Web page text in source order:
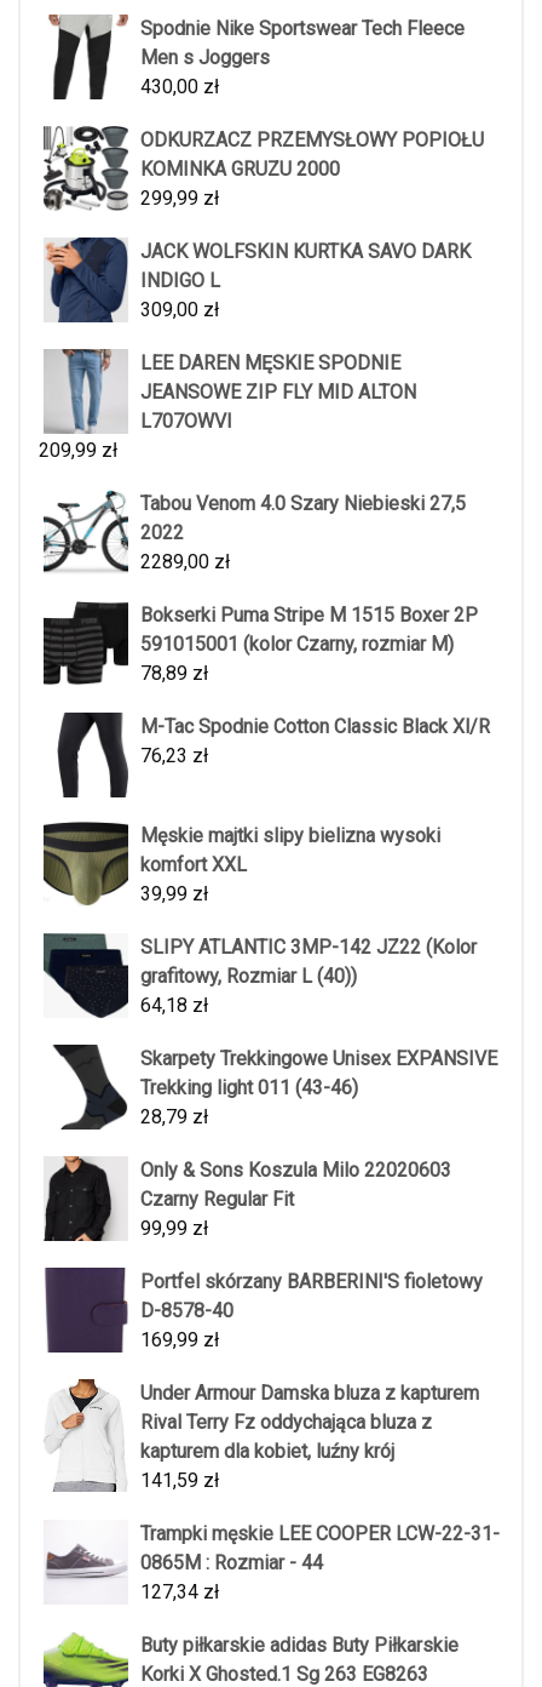
Spodnie Nike Sportswear Tech Fleece
Men s Joggers
430,00 zł
ODKURZACZ PRZEMYSŁOWY POPIOŁU
KOMINKA GRUZU 2000
299,99 zł
JACK WOLFSKIN KURTKA SAVO DARK
INDIGO L
309,00 zł
LEE DAREN MĘSKIE SPODNIE
JEANSOWE ZIP FLY MID ALTON
L707OWVI
209,99 zł
Tabou Venom 4.0 Szary Niebieski 27,5
2022
2289,00 zł
Bokserki Puma Stripe M 1515 Boxer 2P
591015001 (kolor Czarny, rozmiar M)
78,89 zł
M-Tac Spodnie Cotton Classic Black Xl/R
76,23 zł
Męskie majtki slipy bielizna wysoki
komfort XXL
39,99 zł
SLIPY ATLANTIC 3MP-142 JZ22 (Kolor
grafitowy, Rozmiar L (40))
64,18 zł
Skarpety Trekkingowe Unisex EXPANSIVE
Trekking light 011 (43-46)
28,79 zł
Only & Sons Koszula Milo 22020603
Czarny Regular Fit
99,99 zł
Portfel skórzany BARBERINI'S fioletowy
D-8578-40
169,99 zł
Under Armour Damska bluza z kapturem
Rival Terry Fz oddychająca bluza z
kapturem dla kobiet, luźny krój
141,59 zł
Trampki męskie LEE COOPER LCW-22-31-
0865M : Rozmiar - 44
127,34 zł
Buty piłkarskie adidas Buty Piłkarskie
Korki X Ghosted.1 Sg 263 EG8263